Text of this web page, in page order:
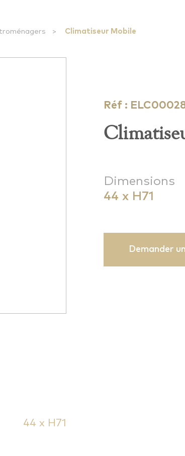
> Climatiseur Mobile
Réf :
Dimensions
44 x H71
Demander
44 x H71